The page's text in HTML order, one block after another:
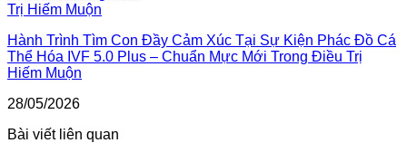
Hành Trình Tìm Con Đầy Cảm Xúc Tại Sự Kiện Phác Đồ Cá
Thể Hóa IVF 5.0 Plus – Chuẩn Mực Mới Trong Điều Trị
Hiếm Muộn
28/05/2026
Bài viết liên quan